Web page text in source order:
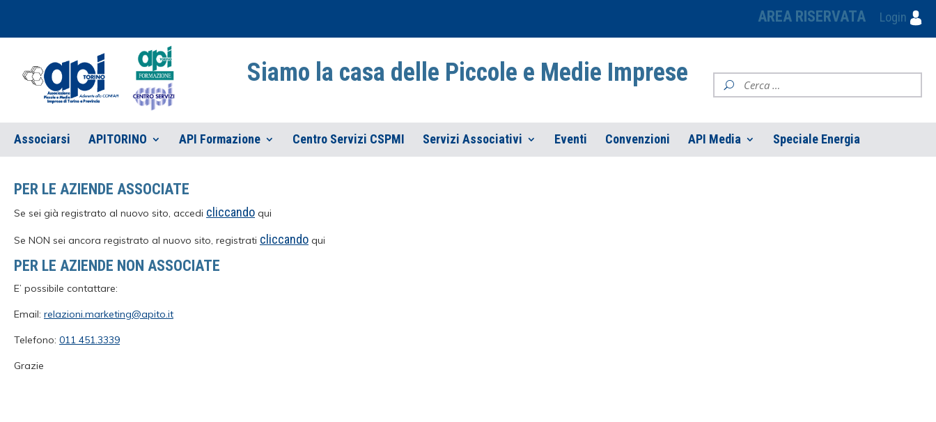
AREA RISERVATA Login
Siamo la casa delle Piccole e Medie Imprese
Associarsi APITORINO API Formazione Centro Servizi CSPMI Servizi Associativi Eventi Convenzioni API Media Speciale Energia
PER LE AZIENDE ASSOCIATE
Se sei già registrato al nuovo sito, accedi cliccando qui
Se NON sei ancora registrato al nuovo sito, registrati cliccando qui
PER LE AZIENDE NON ASSOCIATE
E’ possibile contattare:
Email: relazioni.marketing@apito.it
Telefono: 011 451.3339
Grazie